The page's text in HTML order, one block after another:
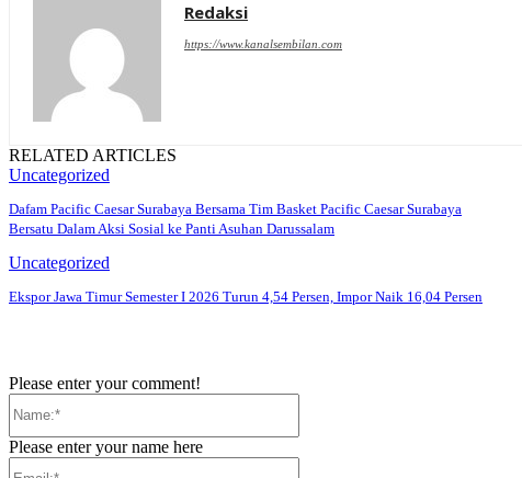
Redaksi
https://www.kanalsembilan.com
RELATED ARTICLES
Uncategorized
Dafam Pacific Caesar Surabaya Bersama Tim Basket Pacific Caesar Surabaya
Bersatu Dalam Aksi Sosial ke Panti Asuhan Darussalam
Uncategorized
Ekspor Jawa Timur Semester I 2026 Turun 4,54 Persen, Impor Naik 16,04 Persen
Please enter your comment!
Please enter your name here